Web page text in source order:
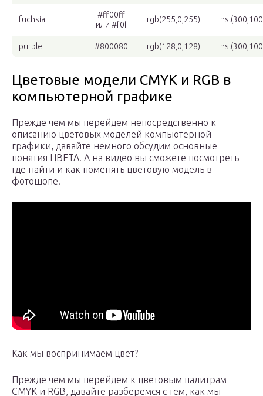
fuchsia
#ff00ff
или #f0f
rgb(255,0,255)
purple #800080 rgb(128,0,128)
Цветовые модели CMYK и RGB в
компьютерной графике
Прежде чем мы перейдем непосредственно к
описанию цветовых моделей компьютерной
графики, давайте немного обсудим основные
понятия ЦВЕТА. А на видео вы сможете посмотреть
где найти и как поменять цветовую модель в
фотошопе.
Как мы воспринимаем цвет?
Прежде чем мы перейдем к цветовым палитрам
CMYK и RGB, давайте разберемся с тем, как мы